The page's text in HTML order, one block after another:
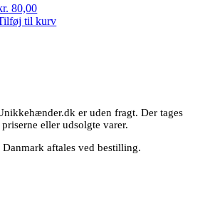
80,00
til kurv
er uden fragt. Der tages
eller udsolgte varer.
aftales ved bestilling.